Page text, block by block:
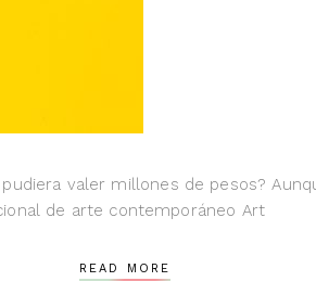
valer millones de pesos?
de arte contemporáneo Art
READ MORE